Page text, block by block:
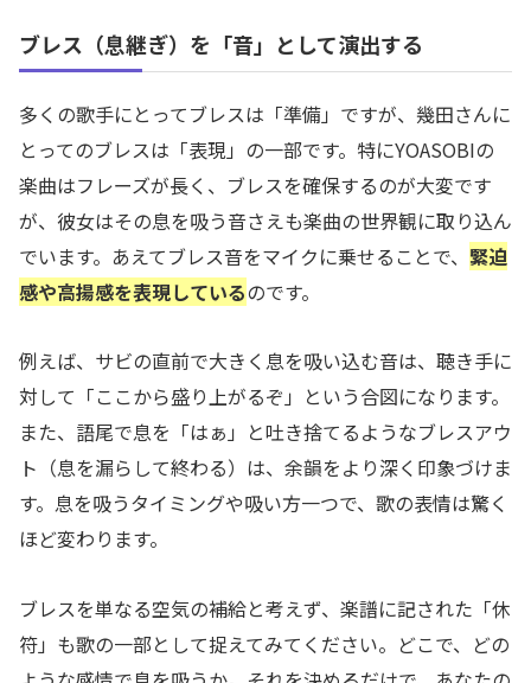
ブレス（息継ぎ）を「音」として演出する
多くの歌手にとってブレスは「準備」ですが、幾田さんに
とってのブレスは「表現」の一部です。特にYOASOBIの
楽曲はフレーズが長く、ブレスを確保するのが大変です
が、彼女はその息を吸う音さえも楽曲の世界観に取り込ん
でいます。あえてブレス音をマイクに乗せることで、 緊迫
感や高揚感を表現しているのです。
例えば、サビの直前で大きく息を吸い込む音は、聴き手に
対して「ここから盛り上がるぞ」という合図になります。
また、語尾で息を「はぁ」と吐き捨てるようなブレスアウ
ト（息を漏らして終わる）は、余韻をより深く印象づけま
す。息を吸うタイミングや吸い方一つで、歌の表情は驚く
ほど変わります。
ブレスを単なる空気の補給と考えず、楽譜に記された「休
符」も歌の一部として捉えてみてください。どこで、どの